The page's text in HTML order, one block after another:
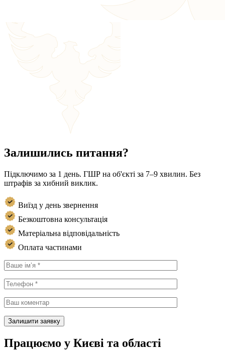
Залишились питання?
Підключимо за 1 день. ГШР на об'єкті за 7–9 хвилин. Без
штрафів за хибний виклик.
Виїзд у день звернення
Безкоштовна консультація
Матеріальна відповідальність
Оплата частинами
Працюємо у Києві та області